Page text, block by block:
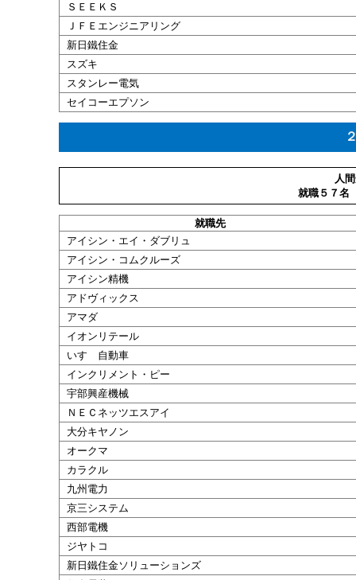
ＳＥＥＫＳ
ＪＦＥエンジニアリング
新日鐵住金
スズキ
スタンレー電気
セイコーエプソン
人
就職５７名
就職先
アイシン・エイ・ダブリュ
アイシン・コムクルーズ
アイシン精機
アドヴィックス
アマダ
イオンリテール
いすゞ自動車
インクリメント・ピー
宇部興産機械
ＮＥＣネッツエスアイ
大分キヤノン
オークマ
カラクル
九州電力
京三システム
西部電機
ジヤトコ
新日鐵住金ソリューションズ